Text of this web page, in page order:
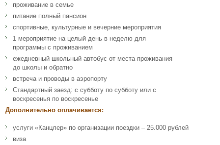
проживание в семье
питание полный пансион
спортивные, культурные и вечерние мероприятия
1 мероприятие на целый день в неделю для
программы с проживанием
ежедневный школьный автобус от места проживания
до школы и обратно
встреча и проводы в аэропорту
Стандартный заезд: с субботу по субботу или с
воскресенья по воскресенье
Дополнительно оплачивается:
услуги «Канцлер» по организации поездки – 25.000 рублей
виза